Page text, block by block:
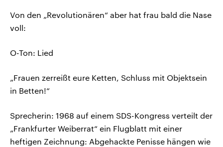
Von den „Revolutionären“ aber hat frau bald die Nase
voll:
O-Ton: Lied
„Frauen zerreißt eure Ketten, Schluss mit Objektsein
in Betten!“
Sprecherin: 1968 auf einem SDS-Kongress verteilt der
„Frankfurter Weiberrat“ ein Flugblatt mit einer
heftigen Zeichnung: Abgehackte Penisse hängen wie